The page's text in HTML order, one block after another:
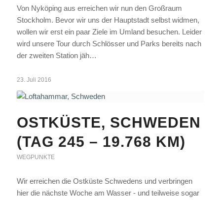
Von Nyköping aus erreichen wir nun den Großraum
Stockholm. Bevor wir uns der Hauptstadt selbst widmen,
wollen wir erst ein paar Ziele im Umland besuchen. Leider
wird unsere Tour durch Schlösser und Parks bereits nach
der zweiten Station jäh…
23. Juli 2016
OSTKÜSTE, SCHWEDEN
(TAG 245 – 19.768 KM)
WEGPUNKTE
Wir erreichen die Ostküste Schwedens und verbringen
hier die nächste Woche am Wasser - und teilweise sogar